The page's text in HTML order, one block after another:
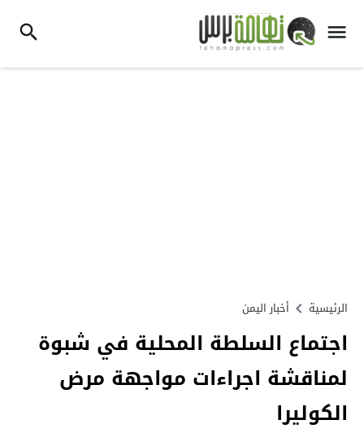
الرئيسية أخبار اليمن
اجتماع السلطة المحلية في شبوة
لمناقشة اجراءات مواجهة مرض
الكوليرا